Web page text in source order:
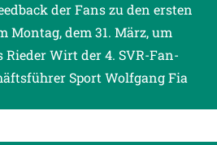
der Fans zu den ersten
Montag, dem 31. März, um
Rieder Wirt der 4. SVR-Fan-
Sport Wolfgang Fia